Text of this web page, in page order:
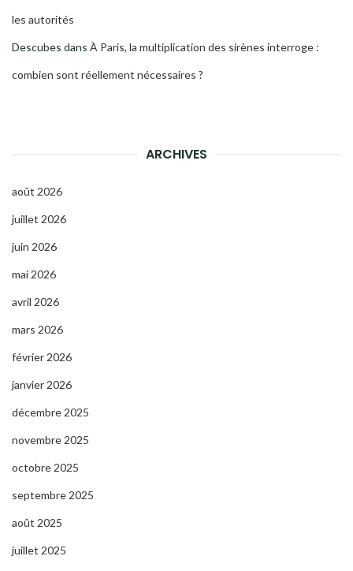
les autorités
Descubes dans À Paris, la multiplication des sirènes interroge :
combien sont réellement nécessaires ?
ARCHIVES
août 2026
juillet 2026
juin 2026
mai 2026
avril 2026
mars 2026
février 2026
janvier 2026
décembre 2025
novembre 2025
octobre 2025
septembre 2025
août 2025
juillet 2025